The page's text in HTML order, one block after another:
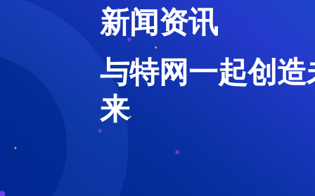
新闻资讯
与特网一起创
来